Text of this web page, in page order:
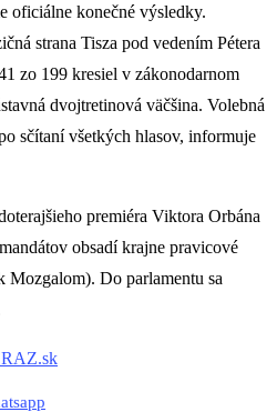
oficiálne konečné výsledky.
strana Tisza pod vedením Pétera
zo 199 kresiel v zákonodarnom
dvojtretinová väčšina. Volebná
sčítaní všetkých hlasov, informuje
premiéra Viktora Orbána
obsadí krajne pravicové
Do parlamentu sa